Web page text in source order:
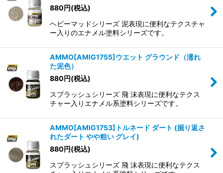
880円(税込)
ヘビーマッドシリーズ 泥表現に便利なテクスチャ
ー入りのエナメル塗料シリーズです。
AMMO[AMIG1755]ウエット グラウンド（濡れ
た泥色）
880円(税込)
スプラッシュシリーズ 飛 沫表現に便利なテクス
チャー入りエナメル系塗料シリーズです。
AMMO[AMIG1753]トルネード ダート (掘り返さ
れたダート やや粗い グレイ)
880円(税込)
スプラッシュシリーズ 飛 沫表現に便利なテクス